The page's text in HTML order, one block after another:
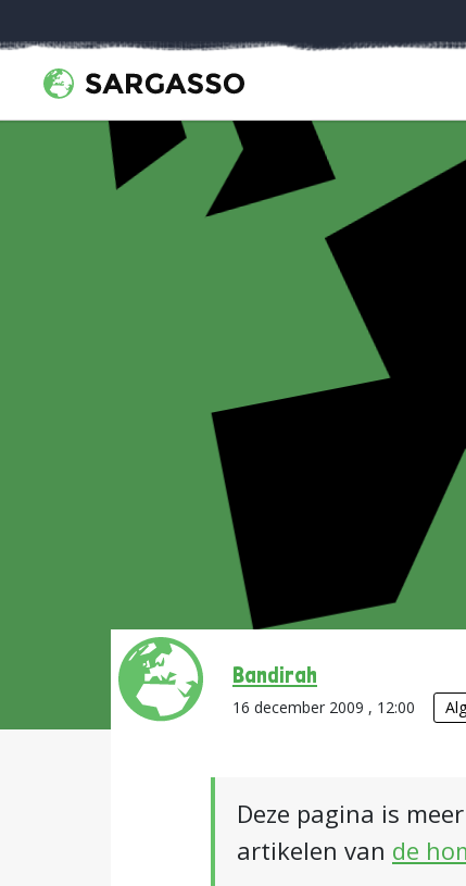
Bandirah
16 december 2009 , 12:00
Deze pagina is
artikelen van de